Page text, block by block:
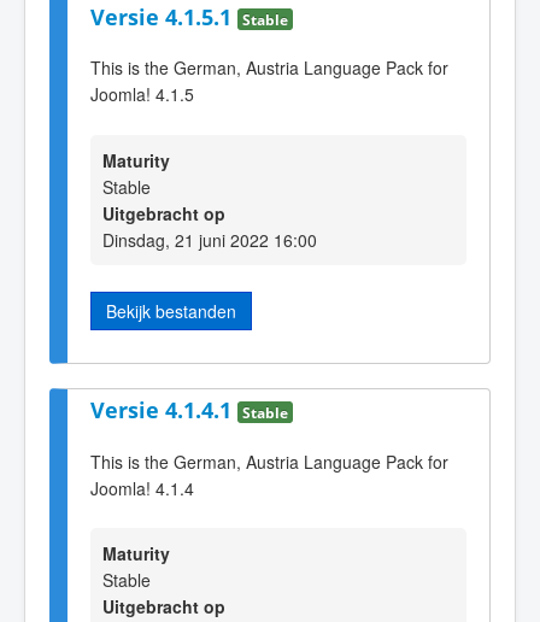
Versie 4.1.5.1 Stable
This is the German, Austria Language Pack for
Joomla! 4.1.5
Maturity
Stable
Uitgebracht op
Dinsdag, 21 juni 2022 16:00
Bekijk bestanden
Versie 4.1.4.1 Stable
This is the German, Austria Language Pack for
Joomla! 4.1.4
Maturity
Stable
Uitgebracht op